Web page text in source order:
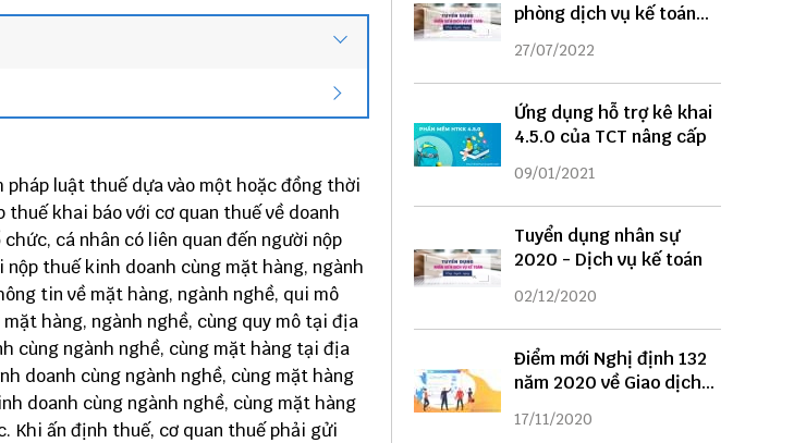
luật thuế dựa vào một hoặc đồng thời
khai báo với cơ quan thuế về doanh
cá nhân có liên quan đến người nộp
nộp thuế kinh doanh cùng mặt hàng, ngành
tin về mặt hàng, ngành nghề, qui mô
hàng, ngành nghề, cùng quy mô tại địa
cùng ngành nghề, cùng mặt hàng tại địa
doanh cùng ngành nghề, cùng mặt hàng
doanh cùng ngành nghề, cùng mặt hàng
Khi ấn định thuế, cơ quan thuế phải gửi
phòng dịch vụ kế toán
năm 2022
27/07/2022
Ứng dụng hỗ trợ kê khai
4.5.0 của TCT nâng cấp
09/01/2021
Tuyển dụng nhân sự
2020 - Dịch vụ kế toán
02/12/2020
Điểm mới Nghị định 132
năm 2020 về Giao dịch
liên kết
17/11/2020